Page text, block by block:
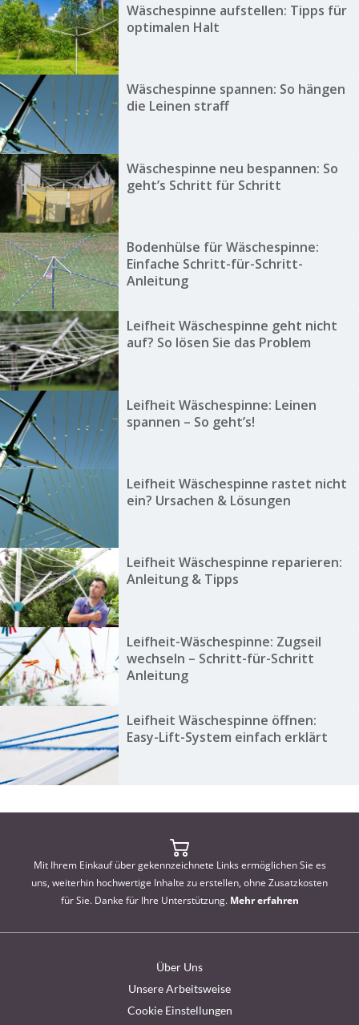
Wäschespinne aufstellen: Tipps für
optimalen Halt
Wäschespinne spannen: So hängen
die Leinen straff
Wäschespinne neu bespannen: So
geht’s Schritt für Schritt
Bodenhülse für Wäschespinne:
Einfache Schritt-für-Schritt-
Anleitung
Leifheit Wäschespinne geht nicht
auf? So lösen Sie das Problem
Leifheit Wäschespinne: Leinen
spannen – So geht’s!
Leifheit Wäschespinne rastet nicht
ein? Ursachen & Lösungen
Leifheit Wäschespinne reparieren:
Anleitung & Tipps
Leifheit-Wäschespinne: Zugseil
wechseln – Schritt-für-Schritt
Anleitung
Leifheit Wäschespinne öffnen:
Easy-Lift-System einfach erklärt
Mit Ihrem Einkauf über gekennzeichnete Links ermöglichen Sie es
uns, weiterhin hochwertige Inhalte zu erstellen, ohne Zusatzkosten
für Sie. Danke für Ihre Unterstützung. Mehr erfahren
Über Uns
Unsere Arbeitsweise
Cookie Einstellungen